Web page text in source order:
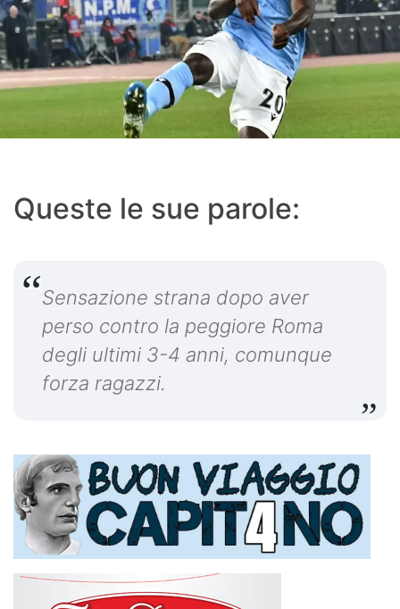
Queste le sue parole:
Sensazione strana dopo aver
perso contro la peggiore Roma
degli ultimi 3-4 anni, comunque
forza ragazzi.